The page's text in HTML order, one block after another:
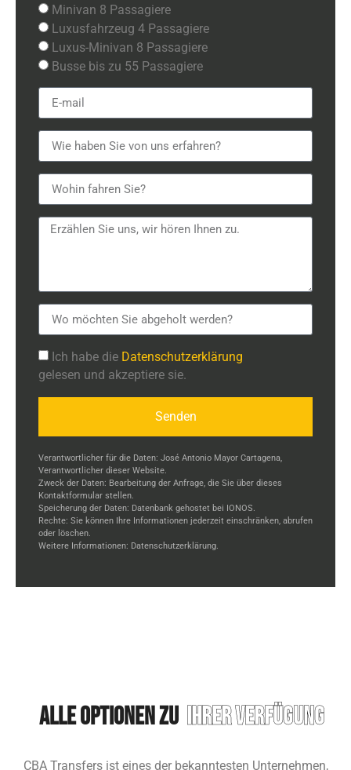
Minivan 8 Passagiere
Luxusfahrzeug 4 Passagiere
Luxus-Minivan 8 Passagiere
Busse bis zu 55 Passagiere
Ich habe die Datenschutzerklärung
gelesen und akzeptiere sie.
Senden
Verantwortlicher für die Daten: José Antonio Mayor Cartagena,
Verantwortlicher dieser Website.
Zweck der Daten: Bearbeitung der Anfrage, die Sie über dieses
Kontaktformular stellen.
Speicherung der Daten: Datenbank gehostet bei IONOS.
Rechte: Sie können Ihre Informationen jederzeit einschränken, abrufen
oder löschen.
Weitere Informationen: Datenschutzerklärung.
Alle Optionen zu Ihrer Verfügung
CBA Transfers ist eines der bekanntesten Unternehmen,